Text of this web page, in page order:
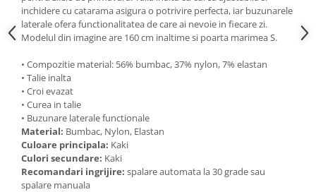
inchidere cu catarama asigura o potrivire perfecta, iar buzunarele
laterale ofera functionalitatea de care ai nevoie in fiecare zi.
Modelul din imagine are 160 cm inaltime si poarta marimea S.
• Compozitie material: 56% bumbac, 37% nylon, 7% elastan
• Talie inalta
• Croi evazat
• Curea in talie
• Buzunare laterale functionale
Material: Bumbac, Nylon, Elastan
Culoare principala: Kaki
Culori secundare: Kaki
Recomandari ingrijire: spalare automata la 30 grade sau
spalare manuala